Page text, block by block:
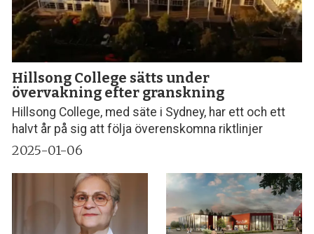
Hillsong College sätts under
övervakning efter granskning
Hillsong College, med säte i Sydney, har ett och ett
halvt år på sig att följa överenskomna riktlinjer
2025-01-06